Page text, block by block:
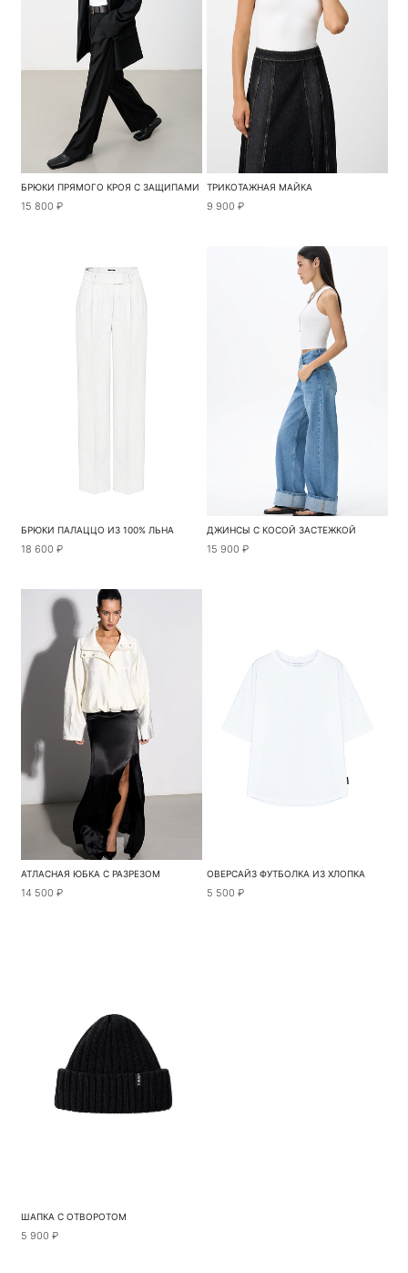
БРЮКИ ПРЯМОГО КРОЯ С ЗАЩИПАМИ
15 800 ₽
ТРИКОТАЖНАЯ МАЙКА
9 900 ₽
БРЮКИ ПАЛАЦЦО ИЗ 100% ЛЬНА
18 600 ₽
ДЖИНСЫ С КОСОЙ ЗАСТЕЖКОЙ
15 900 ₽
АТЛАСНАЯ ЮБКА С РАЗРЕЗОМ
14 500 ₽
ОВЕРСАЙЗ ФУТБОЛКА ИЗ ХЛОПКА
5 500 ₽
ШАПКА С ОТВОРОТОМ
5 900 ₽